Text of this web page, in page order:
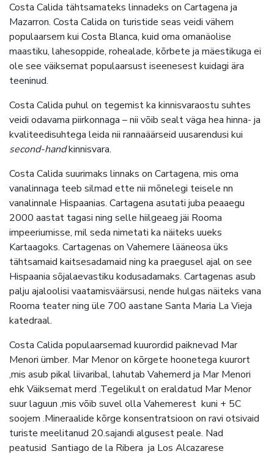
Costa Calida tähtsamateks linnadeks on Cartagena ja
Mazarron. Costa Calida on turistide seas veidi vähem
populaarsem kui Costa Blanca, kuid oma omanäolise
maastiku, lahesoppide, rohealade, kõrbete ja mäestikuga ei
ole see väiksemat populaarsust iseenesest kuidagi ära
teeninud.
Costa Calida puhul on tegemist ka kinnisvaraostu suhtes
veidi odavama piirkonnaga – nii võib sealt väga hea hinna- ja
kvaliteedisuhtega leida nii rannaäärseid uusarendusi kui
second-handkinnisvara.
Costa Calida suurimaks linnaks on Cartagena, mis oma
vanalinnaga teeb silmad ette nii mõnelegi teisele nn
vanalinnale Hispaanias. Cartagena asutati juba peaaegu
2000 aastat tagasi ning selle hiilgeaeg jäi Rooma
impeeriumisse, mil seda nimetati ka näiteks uueks
Kartaagoks. Cartagenas on Vahemere lääneosa üks
tähtsamaid kaitsesadamaid ning ka praegusel ajal on see
Hispaania sõjalaevastiku kodusadamaks. Cartagenas asub
palju ajaloolisi vaatamisväärsusi, nende hulgas näiteks vana
Rooma teater ning üle 700 aastane Santa Maria La Vieja
katedraal.
Costa Calida populaarsemad kuurordid paiknevad Mar
Menori ümber. Mar Menor on kõrgete hoonetega kuurort
,mis asub pikal liivaribal, lahutab Vahemerd ja Mar Menori
ehk Väiksemat merd .Tegelikult on eraldatud Mar Menor
suur laguun ,mis võib suvel olla Vahemerest kuni + 5C
soojem .Mineraalide kõrge konsentratsioon on ravi otsivaid
turiste meelitanud 20.sajandi algusest peale. Nad
peatusid Santiago de la Ribera ja Los Alcazarese